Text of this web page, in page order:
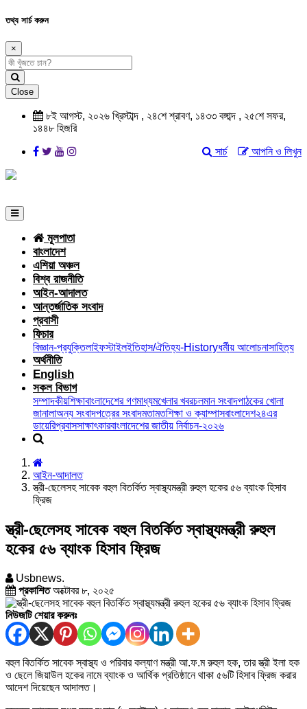
তথ্য সার্চ করুন
×
Close
৮ই আগস্ট, ২০২৬ খ্রিস্টাব্দ , ২৪শে শ্রাবণ, ১৪৩৩ বঙ্গাব্দ , ২৫শে সফর,
১৪৪৮ হিজরি
আপনি ও লিখুন
সার্চ
মূলপাতা
বাংলাদেশ
এশিয়া অঞ্চল
বিশ্ব রাজনীতি
আইন-আদালত
আন্তর্জাতিক সংবাদ
প্রবাসী
ফিচার
বিজ্ঞান-প্রযুক্তিলাইফস্টাইলইতিহাস/ঐতিহ্য-Historyধর্মীয় আলোচনাসাহিত্য
অর্থনীতি
English
সকল বিভাগ
সম্পাদকীয়শিক্ষাবাংলাদেশের গণমাধ্যমখেলার খবরচলমান সংবাদপাঠকের খোলা
জানালাঅন্য সংবাদপত্রের সংবাদমতামতশিক্ষা ও ক্যাম্পাসবাংলাদেশ২৪এর
ডায়েরিপ্রবাসসাক্ষাৎকারবাংলাদেশের জাতীয় নির্বাচন-২০২৬
আইন-আদালত
স্ত্রী-ছেলেসহ সাবেক বহুল বিতর্কিত স্বাস্থ্যমন্ত্রী রুহুল হকের ৫৬ ব্যাংক হিসাব
ফ্রিজ
স্ত্রী-ছেলেসহ সাবেক বহুল বিতর্কিত স্বাস্থ্যমন্ত্রী রুহুল
হকের ৫৬ ব্যাংক হিসাব ফ্রিজ
Usbnews.
প্রকাশিতঅক্টোবর ৮, ২০২৫
নিউজটি শেয়ার করুনঃ
বহুল বিতর্কিত সাবেক স্বাস্থ্য ও পরিবার কল্যাণ মন্ত্রী আ.ফ.ম রুহুল হক, তার স্ত্রী ইলা হক
ও ছেলে জিয়াউল হকের নামে ব্যাংক ও আর্থিক প্রতিষ্ঠানে থাকা ৫৬টি হিসাব ফ্রিজ করার
আদেশ দিয়েছেন আদালত।